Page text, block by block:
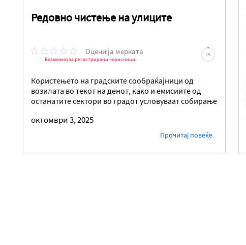
Редовно чистење на улиците
Оцени ја мерката
Возможно за регистрирани корисници
0%
Користењето на градските сообраќајници од
возилата во текот на денот, како и емисиите од
останатите сектори во градот условуваат собирање
октомври 3, 2025
Прочитај повеќе